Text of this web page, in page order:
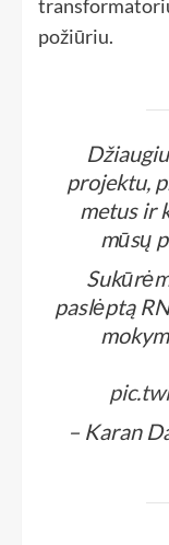
požiūriu.
projektu,
metus ir
mūsų
paslėptą
– Karan